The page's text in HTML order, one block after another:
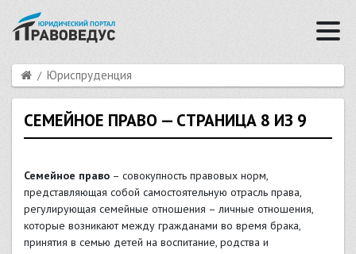
Юриспруденция
СЕМЕЙНОЕ ПРАВО — СТРАНИЦА 8 ИЗ 9
Семейное право – совокупность правовых норм,
представляющая собой самостоятельную отрасль права,
регулирующая семейные отношения – личные отношения,
которые возникают между гражданами во время брака,
принятия в семью детей на воспитание, родства и